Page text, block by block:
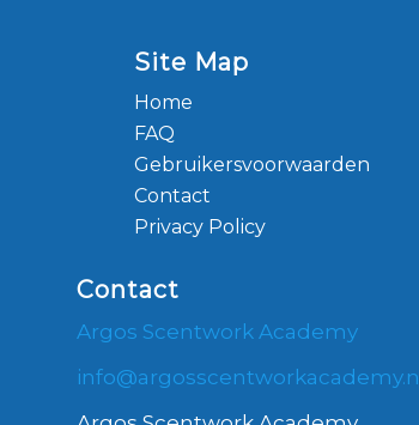
Site Map
Home
FAQ
Gebruikersvoorwaarden
Contact
Privacy Policy
Contact
Argos Scentwork Academy
info@argosscentworkacademy.nl